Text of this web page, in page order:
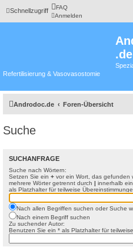
Schnellzugriff
FAQ
Anmelden
.de
Refertilisierung & Vasovasostomie
Androdoc.de Foren-Übersicht
Suche
SUCHANFRAGE
Suche nach Wörtern:
Setzen Sie ein + vor ein Wort, das gefunden
mehrere Wörter getrennt durch | innerhalb
als Platzhalter für teilweise
Nach allen Begriffen suchen oder Suche
Nach einem Begriff suchen
Zu suchender Autor:
Benutzen Sie ein * als Platzhalter für